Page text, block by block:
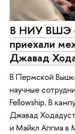
В НИУ ВШЭ
приехали
Джавад
В Пермской
научные
Fellowship. В
Джавад
и Майкл Аппиа в